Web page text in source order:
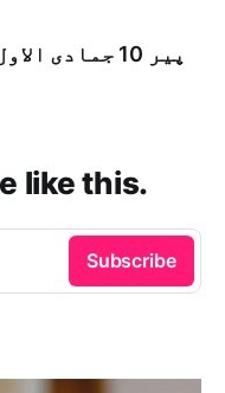
like this.
Subscribe